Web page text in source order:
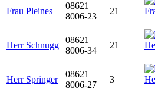
Frau Pleines
08621
8006-23
21
Herr Schnugg
08621
8006-34
21
Herr Springer
08621
8006-27
3